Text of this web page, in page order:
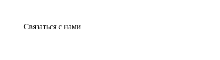
Связаться с нами